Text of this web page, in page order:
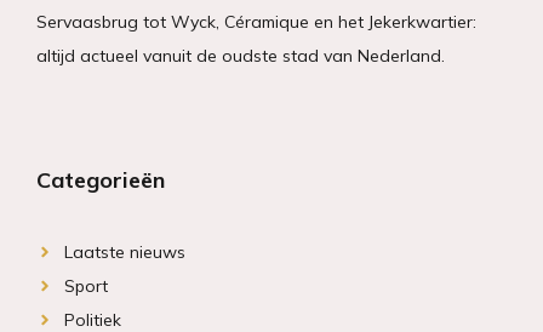
Servaasbrug tot Wyck, Céramique en het Jekerkwartier:
altijd actueel vanuit de oudste stad van Nederland.
Categorieën
Laatste nieuws
Sport
Politiek